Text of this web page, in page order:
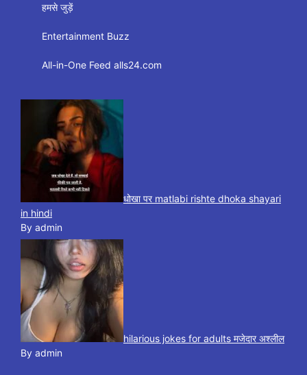
हमसे जुड़ें
Entertainment Buzz
All-in-One Feed alls24.com
धोखा पर matlabi rishte dhoka shayari
in hindi
By admin
hilarious jokes for adults मजेदार अश्लील
By admin